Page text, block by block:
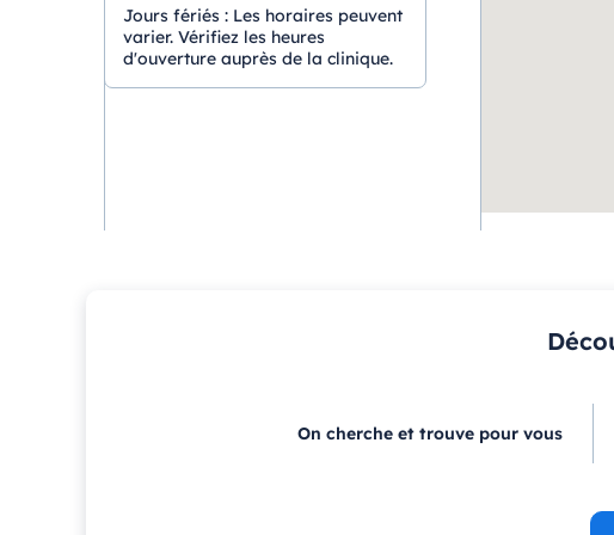
Jours fériés : Les horaires peuvent
varier. Vérifiez les heures
d'ouverture auprès de la clinique.
On cherche et trouve pour vous